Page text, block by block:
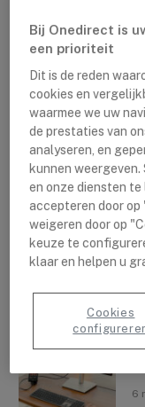
Nieuwste
6
Bij Onedirect is
een prioriteit
Dit is de reden
cookies en
waarmee we uw
de prestaties van
analyseren, en
kunnen weergeven.
en onze diensten
accepteren door
weigeren door op
keuze te
klaar en helpen u
Cookies